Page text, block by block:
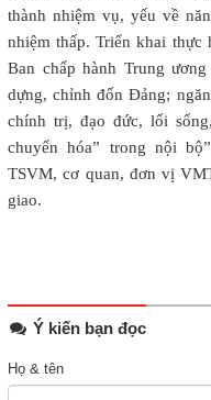
thành nhiệm vụ, yếu về
nhiệm thấp. Triển khai
Ban chấp hành Trung
dựng, chỉnh đốn Đảng;
chính trị, đạo đức, lối
chuyển hóa” trong nội
TSVM, cơ quan, đơn vị
giao.
Ý kiến bạn đọc
Họ & tên